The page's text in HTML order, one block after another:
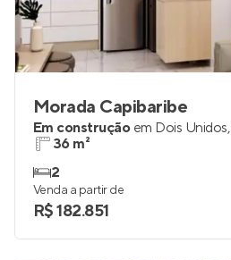
Morada Capibaribe
Em construção em Dois Unidos,
36 m²
2
Venda a partir de
R$ 182.851